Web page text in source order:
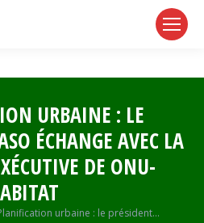
URBAINE : LE
ÉCHANGE AVEC LA
DE ONU-
urbaine : le président…